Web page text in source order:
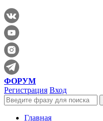
ФОРУМ
Регистрация Вход
Главная